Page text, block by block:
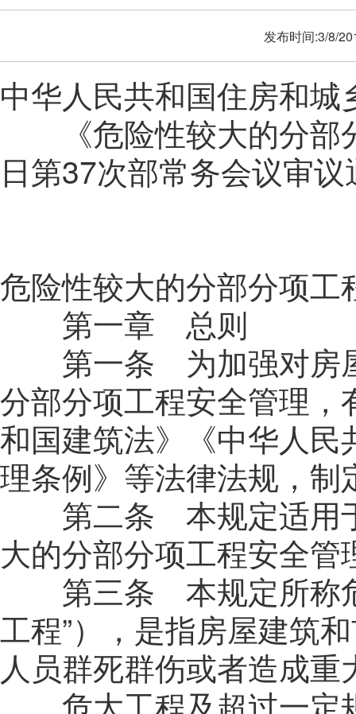
发布时间:3/8/
中华人民共和国住房和
《危险性较大的分部
日第37次部常务会议审
危险性较大的分部分项工
第一章 总则
第一条 为加强对房屋
分部分项工程安全管理
和国建筑法》《中华人
理条例》等法律法规，制
第二条 本规定适用于
大的分部分项工程安全管
第三条 本规定所称危
工程”），是指房屋建筑
人员群死群伤或者造成
危大工程及超过一定